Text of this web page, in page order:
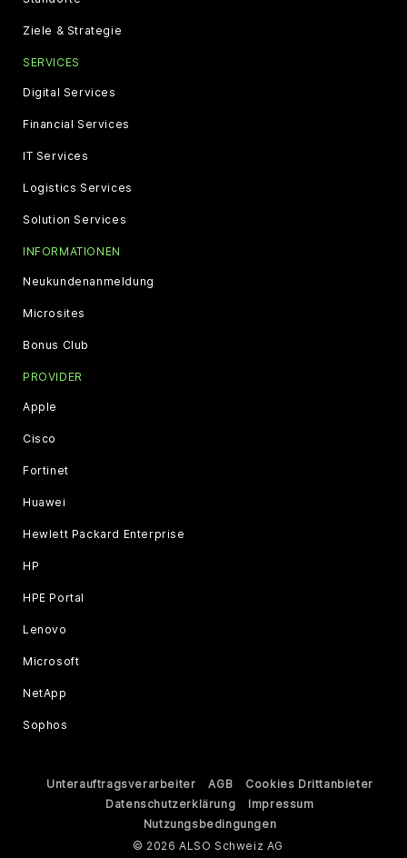
Ziele & Strategie
SERVICES
Digital Services
Financial Services
IT Services
Logistics Services
Solution Services
INFORMATIONEN
Neukundenanmeldung
Microsites
Bonus Club
PROVIDER
Apple
Cisco
Fortinet
Huawei
Hewlett Packard Enterprise
HP
HPE Portal
Lenovo
Microsoft
NetApp
Sophos
Unterauftragsverarbeiter AGB
Cookies Drittanbieter
Datenschutzerklärung
Impressum
Nutzungsbedingungen
© 2026 ALSO Schweiz AG